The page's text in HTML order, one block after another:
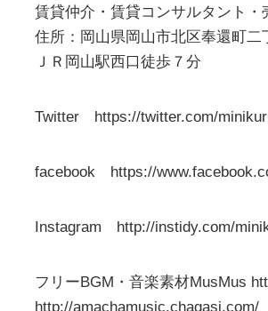
賃貸仲介・賃貸コンサルタント
住所：岡山県岡山市北区奉還町
ＪＲ岡山駅西口徒歩７分
Twitter https://twitter.com/
facebook https://
Instagram http://instidy.com/
フリーBGM・音楽素材MusMus
http://amachamusic.chagasi.com/